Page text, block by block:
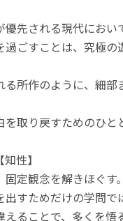
優先される現代におい
過ごすことは、究極の
所作のように、細部
取り戻すためのひと
性】
定観念を解きほぐす。
すためだけの学問で
えることで、多くを悟